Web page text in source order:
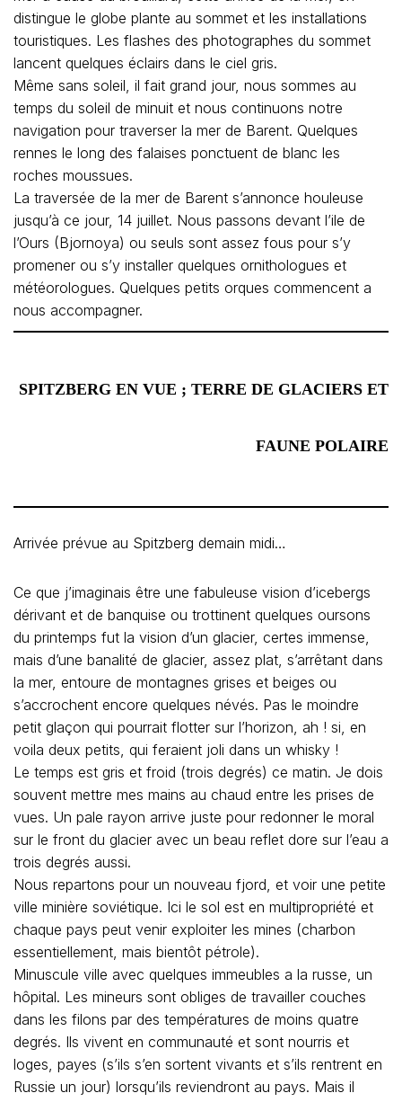
distingue le globe plante au sommet et les installations
touristiques. Les flashes des photographes du sommet
lancent quelques éclairs dans le ciel gris.
Même sans soleil, il fait grand jour, nous sommes au
temps du soleil de minuit et nous continuons notre
navigation pour traverser la mer de Barent. Quelques
rennes le long des falaises ponctuent de blanc les
roches moussues.
La traversée de la mer de Barent s’annonce houleuse
jusqu’à ce jour, 14 juillet. Nous passons devant l’ile de
l’Ours (Bjornoya) ou seuls sont assez fous pour s’y
promener ou s’y installer quelques ornithologues et
météorologues. Quelques petits orques commencent a
nous accompagner.
SPITZBERG EN VUE ; TERRE DE GLACIERS ET
FAUNE POLAIRE
Arrivée prévue au Spitzberg demain midi…
Ce que j’imaginais être une fabuleuse vision d’icebergs
dérivant et de banquise ou trottinent quelques oursons
du printemps fut la vision d’un glacier, certes immense,
mais d’une banalité de glacier, assez plat, s’arrêtant dans
la mer, entoure de montagnes grises et beiges ou
s’accrochent encore quelques névés. Pas le moindre
petit glaçon qui pourrait flotter sur l’horizon, ah ! si, en
voila deux petits, qui feraient joli dans un whisky !
Le temps est gris et froid (trois degrés) ce matin. Je dois
souvent mettre mes mains au chaud entre les prises de
vues. Un pale rayon arrive juste pour redonner le moral
sur le front du glacier avec un beau reflet dore sur l’eau a
trois degrés aussi.
Nous repartons pour un nouveau fjord, et voir une petite
ville minière soviétique. Ici le sol est en multipropriété et
chaque pays peut venir exploiter les mines (charbon
essentiellement, mais bientôt pétrole).
Minuscule ville avec quelques immeubles a la russe, un
hôpital. Les mineurs sont obliges de travailler couches
dans les filons par des températures de moins quatre
degrés. Ils vivent en communauté et sont nourris et
loges, payes (s’ils s’en sortent vivants et s’ils rentrent en
Russie un jour) lorsqu’ils reviendront au pays. Mais il